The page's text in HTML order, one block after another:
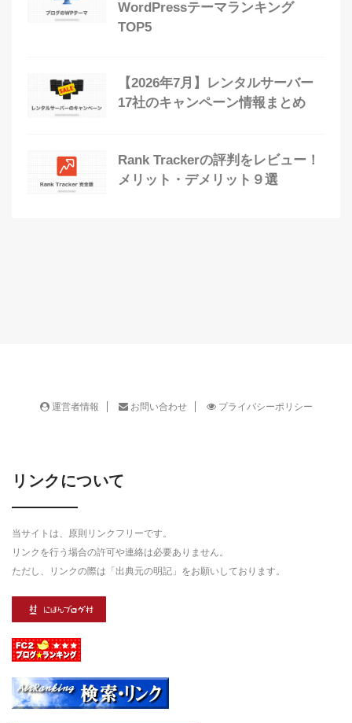
WordPressテーマランキング
TOP5
【2026年7月】レンタルサーバー
17社のキャンペーン情報まとめ
Rank Trackerの評判をレビュー！
メリット・デメリット９選
運営者情報 お問い合わせ プライバシーポリシー
リンクについて
当サイトは、原則リンクフリーです。
リンクを行う場合の許可や連絡は必要ありません。
ただし、リンクの際は「出典元の明記」をお願いしております。